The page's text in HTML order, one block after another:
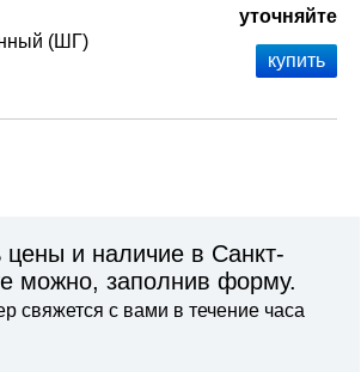
(ШГ)
уточняйте
цены и наличие в Санкт-
можно, заполнив форму.
свяжется с вами в течение часа